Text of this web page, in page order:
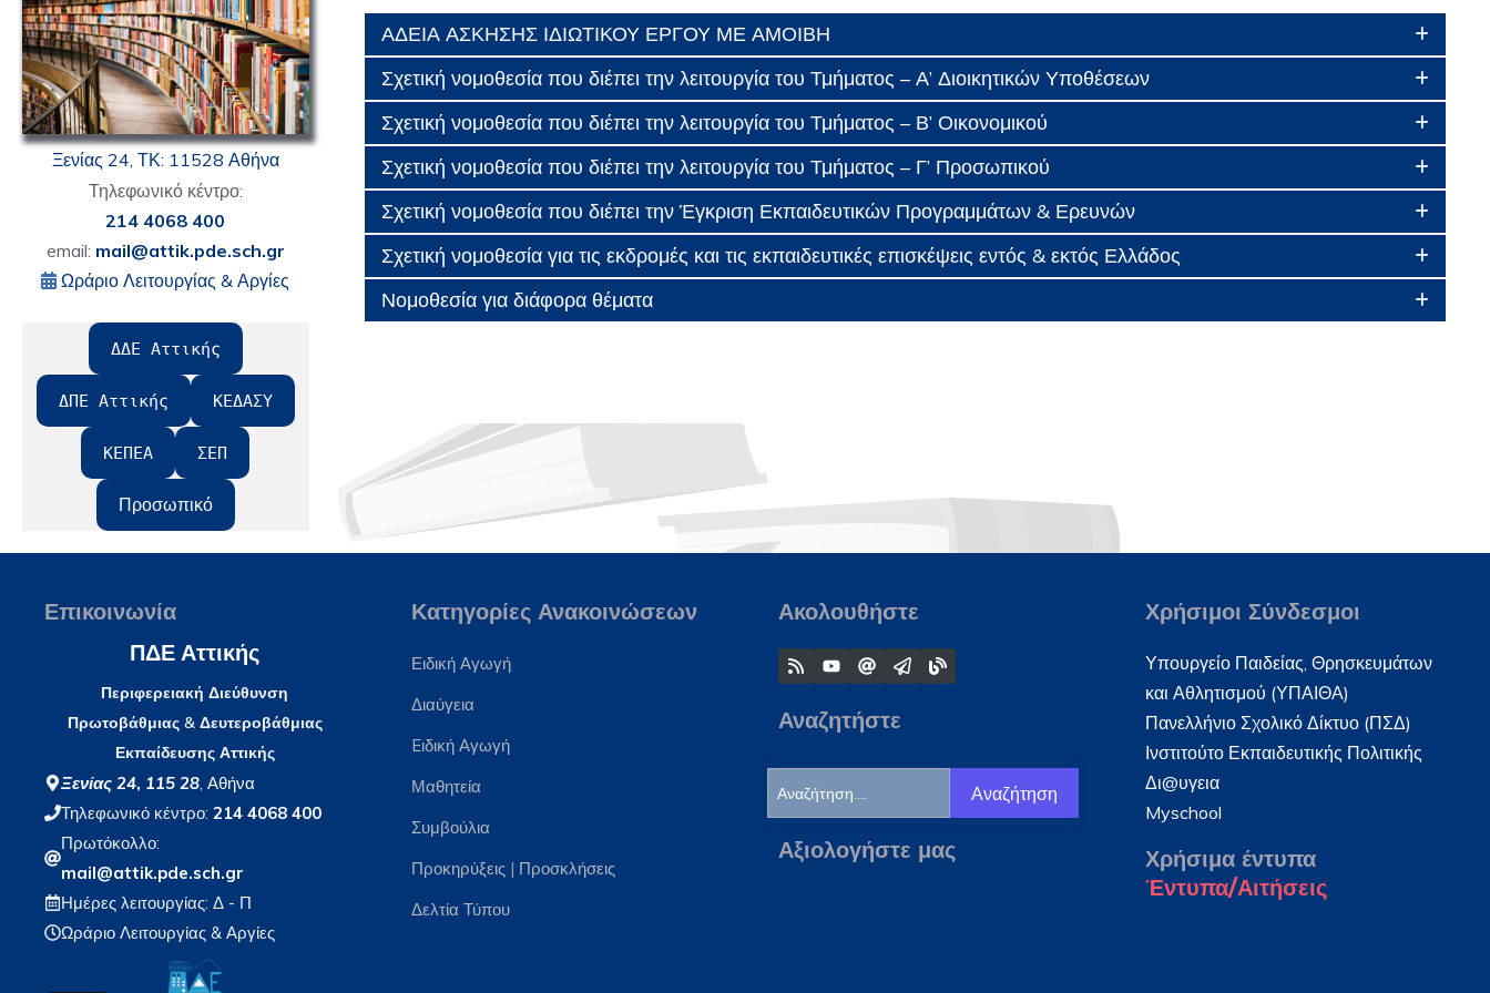
ΑΔΕΙΑ ΑΣΚΗΣΗΣ ΙΔΙΩΤΙΚΟΥ ΕΡΓΟΥ ΜΕ ΑΜΟΙΒΗ
Σχετική νομοθεσία που διέπει την λειτουργία του Τμήματος – Α’ Διοικητικών Υποθέσεων
Σχετική νομοθεσία που διέπει την λειτουργία του Τμήματος – Β’ Οικονομικού
Σχετική νομοθεσία που διέπει την λειτουργία του Τμήματος – Γ’ Προσωπικού
Σχετική νομοθεσία που διέπει την Έγκριση Εκπαιδευτικών Προγραμμάτων & Ερευνών
Σχετική νομοθεσία για τις εκδρομές και τις εκπαιδευτικές επισκέψεις εντός & εκτός Ελλάδος
Νομοθεσία για διάφορα θέματα
Ξενίας 24, ΤΚ: 11528 Αθήνα
Τηλεφωνικό κέντρο:
214 4068 400
email: mail@attik.pde.sch.gr
Ωράριο Λειτουργίας & Αργίες
ΔΔΕ Αττικής
ΔΠΕ Αττικής ΚΕΔΑΣΥ
ΚΕΠΕΑ ΣΕΠ
Προσωπικό
Επικοινωνία
ΠΔΕ Αττικής
Περιφερειακή Διεύθυνση
Πρωτοβάθμιας & Δευτεροβάθμιας
Εκπαίδευσης Αττικής
Ξενίας 24, 115 28, Αθήνα
Τηλεφωνικό κέντρο: 214 4068 400
Πρωτόκολλο:
mail@attik.pde.sch.gr
Ημέρες λειτουργίας: Δ - Π
Ωράριο Λειτουργίας & Αργίες
Κατηγορίες Ανακοινώσεων
Ειδική Αγωγή
Διαύγεια
Eιδική Αγωγή
Μαθητεία
Συμβούλια
Προκηρύξεις | Προσκλήσεις
Δελτία Τύπου
Ακολουθήστε
Αναζητήστε
Αναζήτηση
Αξιολογήστε μας
Χρήσιμοι Σύνδεσμοι
Υπουργείο Παιδείας, Θρησκευμάτων
και Αθλητισμού (ΥΠΑΙΘΑ)
Πανελλήνιο Σχολικό Δίκτυο (ΠΣΔ)
Ινστιτούτο Εκπαιδευτικής Πολιτικής
Δι@υγεια
Myschool
Χρήσιμα έντυπα
Έντυπα/Αιτήσεις